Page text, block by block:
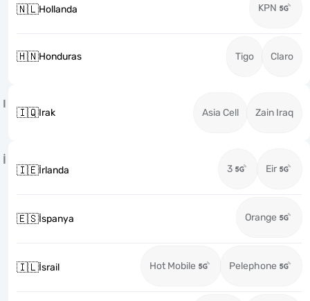
🇳🇱Hollanda KPN
🇭🇳Honduras Tigo Claro
I
🇮🇶Irak Asia Cell Zain Iraq
İ
🇮🇪İrlanda 3 Eir
🇪🇸İspanya Orange
🇮🇱İsrail Hot Mobile Pelephone